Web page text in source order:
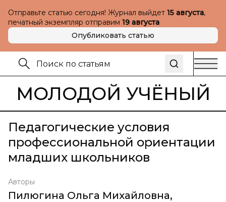
Отправьте статью сегодня! Журнал выйдет 15 августа,
печатный экземпляр отправим 19 августа
Опубликовать статью
МОЛОДОЙ УЧЁНЫЙ
Педагогические условия
профессиональной ориентации
младших школьников
Авторы
Пилюгина Ольга Михайловна,